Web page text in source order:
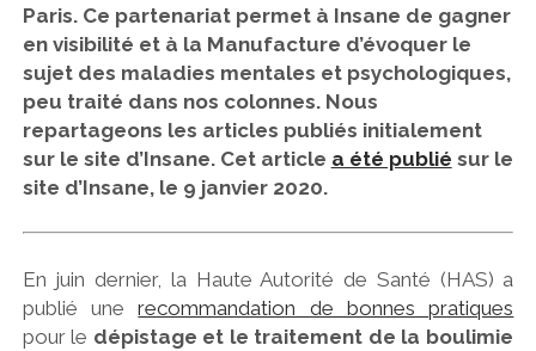
Paris. Ce partenariat permet à Insane de gagner
en visibilité et à la Manufacture d’évoquer le
sujet des maladies mentales et psychologiques,
peu traité dans nos colonnes. Nous
repartageons les articles publiés initialement
sur le site d’Insane. Cet article a été publié sur le
site d’Insane, le 9 janvier 2020.
En juin dernier, la Haute Autorité de Santé (HAS) a
publié unerecommandation de bonnes pratiques
pour le dépistage et le traitement de la boulimie